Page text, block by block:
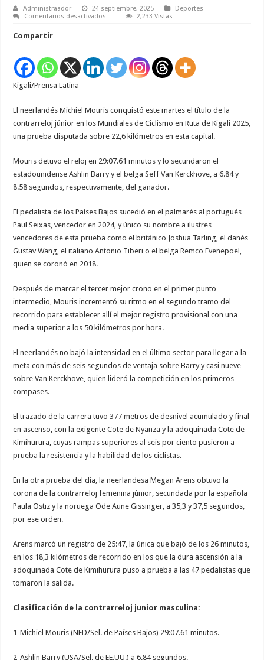
Administraador 24 septiembre, 2025
Deportes
Comentarios desactivados
Mundiales
de
Ciclismo
2,233 Vistas
Compartir
Kigali/Prensa Latina
El neerlandés Michiel Mouris conquistó este martes el título de la
contrarreloj júnior en los Mundiales de Ciclismo en Ruta de Kigali 2025,
una prueba disputada sobre 22,6 kilómetros en esta capital.
Mouris detuvo el reloj en 29:07.61 minutos y lo secundaron el
estadounidense Ashlin Barry y el belga Seff Van Kerckhove, a 6.84 y
8.58 segundos, respectivamente, del ganador.
El pedalista de los Países Bajos sucedió en el palmarés al portugués
Paul Seixas, vencedor en 2024, y único su nombre a ilustres
vencedores de esta prueba como el británico Joshua Tarling, el danés
Gustav Wang, el italiano Antonio Tiberi o el belga Remco Evenepoel,
quien se coronó en 2018.
Después de marcar el tercer mejor crono en el primer punto
intermedio, Mouris incrementó su ritmo en el segundo tramo del
recorrido para establecer allí el mejor registro provisional con una
media superior a los 50 kilómetros por hora.
El neerlandés no bajó la intensidad en el último sector para llegar a la
meta con más de seis segundos de ventaja sobre Barry y casi nueve
sobre Van Kerckhove, quien lideró la competición en los primeros
compases.
El trazado de la carrera tuvo 377 metros de desnivel acumulado y final
en ascenso, con la exigente Cote de Nyanza y la adoquinada Cote de
Kimihurura, cuyas rampas superiores al seis por ciento pusieron a
prueba la resistencia y la habilidad de los ciclistas.
En la otra prueba del día, la neerlandesa Megan Arens obtuvo la
corona de la contrarreloj femenina júnior, secundada por la española
Paula Ostiz y la noruega Ode Aune Gissinger, a 35,3 y 37,5 segundos,
por ese orden.
Arens marcó un registro de 25:47, la única que bajó de los 26 minutos,
en los 18,3 kilómetros de recorrido en los que la dura ascensión a la
adoquinada Cote de Kimihurura puso a prueba a las 47 pedalistas que
tomaron la salida.
Clasificación de la contrarreloj junior masculina:
1-Michiel Mouris (NED/Sel. de Países Bajos) 29:07.61 minutos.
2-Ashlin Barry (USA/Sel. de EE.UU.) a 6.84 segundos.